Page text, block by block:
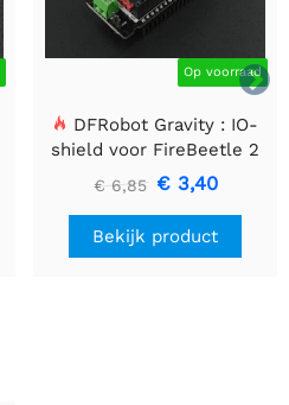

Op voorraad
DFRobot Gravity : IO-
shield voor FireBeetle 2
(ESP32-E/M0)
€ 6,85 € 3,40
Bekijk product